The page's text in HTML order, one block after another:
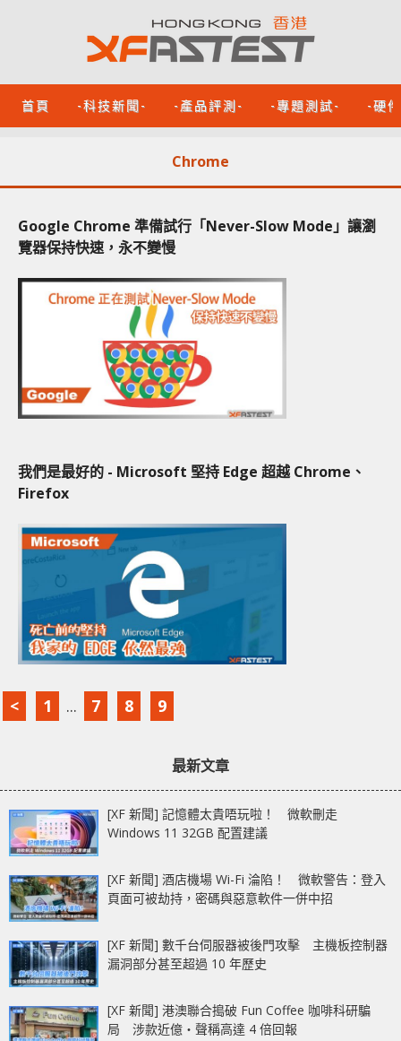
首頁 -科技新聞- -產品評測- -專題測試- -硬
Chrome
Google Chrome 準備試行「Never-Slow Mode」讓瀏
覽器保持快速，永不變慢
我們是最好的 - Microsoft 堅持 Edge 超越 Chrome、
Firefox
< 1 ... 7 8 9
最新文章
[XF 新聞] 記憶體太貴唔玩啦！ 微軟刪走
Windows 11 32GB 配置建議
[XF 新聞] 酒店機場 Wi-Fi 淪陷！ 微軟警告：登入
頁面可被劫持，密碼與惡意軟件一併中招
[XF 新聞] 數千台伺服器被後門攻擊 主機板控制器
漏洞部分甚至超過 10 年歷史
[XF 新聞] 港澳聯合搗破 Fun Coffee 咖啡科研騙
局 涉款近億‧聲稱高達 4 倍回報